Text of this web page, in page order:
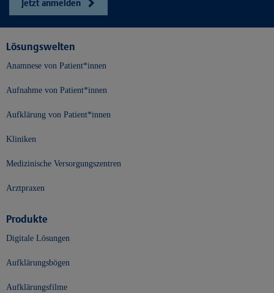
Jetzt anmelden
Lösungswelten
Anamnese von Patient*innen
Aufnahme von Patient*innen
Aufklärung von Patient*innen
Kliniken
Medizinische Versorgungszentren
Arztpraxen
Produkte
Digitale Lösungen
Aufklärungsbögen
Aufklärungsfilme